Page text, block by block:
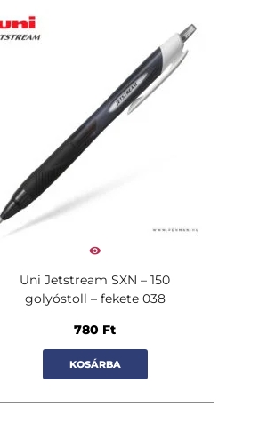
Uni Jetstream SXN – 150
golyóstoll – fekete 038
780 Ft
KOSÁRBA